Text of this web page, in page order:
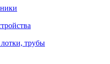
трубы